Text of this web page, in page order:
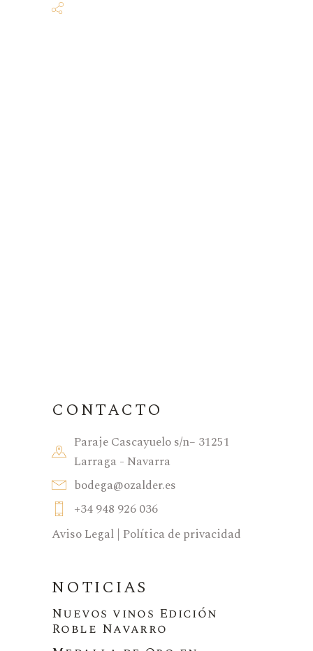
CONTACTO
Paraje Cascayuelo s/n– 31251
Larraga - Navarra
bodega@ozalder.es
+34 948 926 036
Aviso Legal | Política de privacidad
NOTICIAS
Nuevos vinos Edición
Roble Navarro